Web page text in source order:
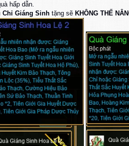
hấp dẫn.
Chỉ Giáng Sinh tặng sẽ KHÔNG THẾ